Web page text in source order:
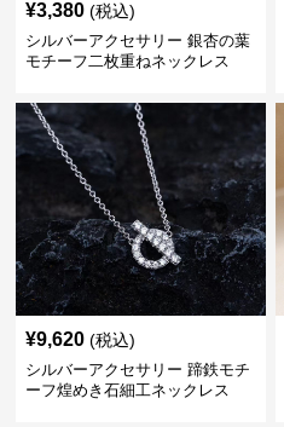
¥3,380 (税込)
シルバーアクセサリー 銀杏の葉
モチーフ二枚重ねネックレス
¥9,620 (税込)
シルバーアクセサリー 蹄鉄モチ
ーフ煌めき石細工ネックレス